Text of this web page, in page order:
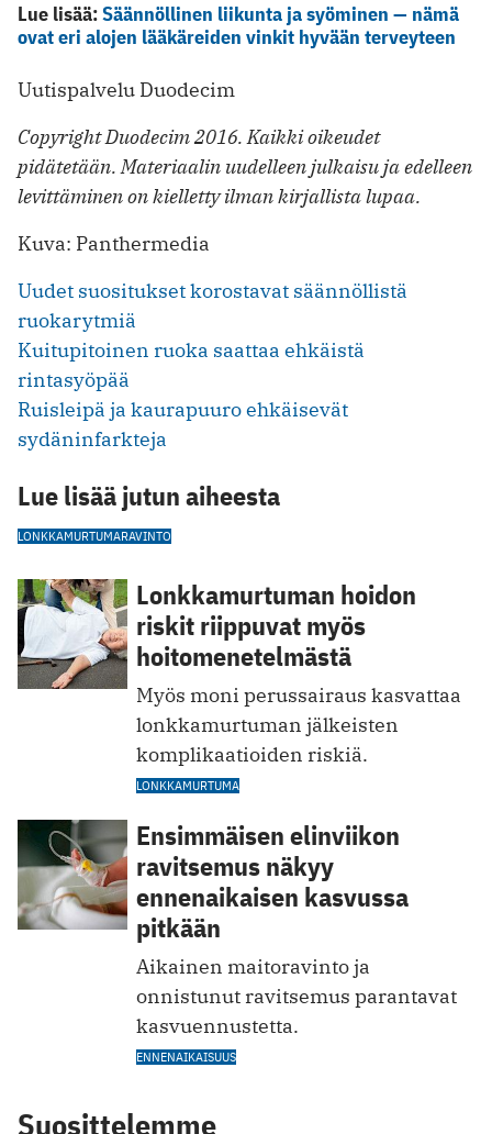
Lue lisää:Säännöllinen liikunta ja syöminen — nämä
ovat eri alojen lääkäreiden vinkit hyvään terveyteen
Uutispalvelu Duodecim
Copyright Duodecim 2016. Kaikki oikeudet
pidätetään. Materiaalin uudelleen julkaisu ja edelleen
levittäminen on kielletty ilman kirjallista lupaa.
Kuva: Panthermedia
Uudet suositukset korostavat säännöllistä
ruokarytmiä
Kuitupitoinen ruoka saattaa ehkäistä
rintasyöpää
Ruisleipä ja kaurapuuro ehkäisevät
sydäninfarkteja
Lue lisää jutun aiheesta
LONKKAMURTUMARAVINTO
Lonkkamurtuman hoidon
riskit riippuvat myös
hoitomenetelmästä
Myös moni perussairaus kasvattaa
lonkkamurtuman jälkeisten
komplikaatioiden riskiä.
LONKKAMURTUMA
Ensimmäisen elinviikon
ravitsemus näkyy
ennenaikaisen kasvussa
pitkään
Aikainen maitoravinto ja
onnistunut ravitsemus parantavat
kasvuennustetta.
ENNENAIKAISUUS
Suosittelemme